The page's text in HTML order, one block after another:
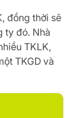
đồng thời sẽ
ty đó. Nhà
TKLK,
TKGD và